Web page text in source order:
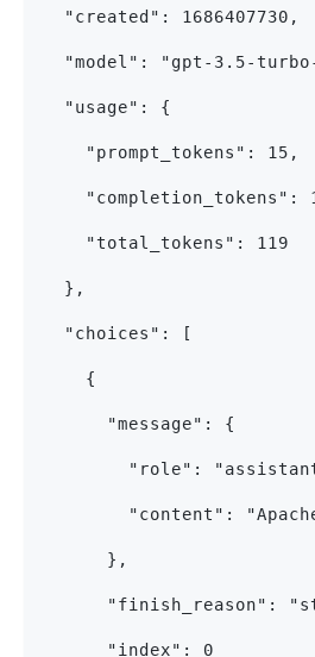
  "created": 1686407730,
"model": "gpt-3.5-
  "usage": {
    "prompt_tokens": 15,
"completion_tokens":
    "total_tokens": 119
  },
  "choices": [
    {
      "message": {
"role":
"content":
      },
"finish_reason":
      "index": 0